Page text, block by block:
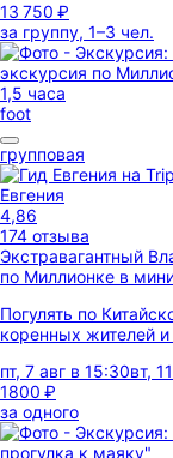
13 750 ₽
за группу, 1–3 чел.
1,5 часа
foot
групповая
Евгения
4,86
174 отзыва
Экстравагантный
по Миллионке в
Погулять по
коренных жителей
пт, 7 авг в 15:30вт,
1800 ₽
за одного